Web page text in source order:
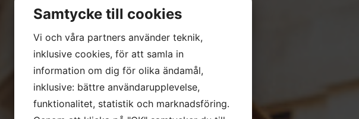
Samtycke till cookies
Vi och våra partners använder teknik,
inklusive cookies, för att samla in
information om dig för olika ändamål,
inklusive: bättre användarupplevelse,
funktionalitet, statistik och marknadsföring.